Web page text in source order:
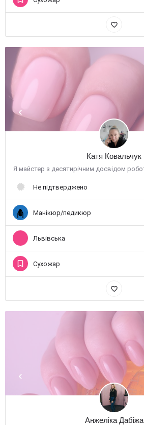
favorite_border
Катя Ковальчук
Не підтверджено
Манікюр/педикюр
Львівська
Сухожар
favorite_border
Анжеліка Дабіжа